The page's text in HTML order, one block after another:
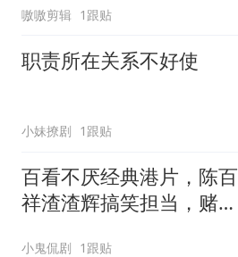
嗷嗷剪辑 1跟贴
职责所在关系不好使
小妹撩剧 1跟贴
百看不厌经典港片，陈百
祥渣渣辉搞笑担当，赌侠
小鬼侃剧 1跟贴